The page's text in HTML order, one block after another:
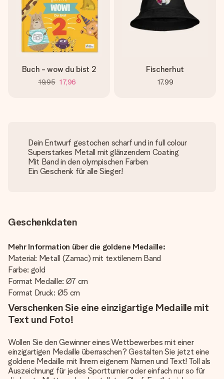
Buch - wow du bist 2
19,95 17,96
Fischerhut
17,99
Dein Entwurf gestochen scharf und in full colour
Superstarkes Metall mit glänzendem Coating
Mit Band in den olympischen Farben
Ein Geschenk für alle Sieger!
Geschenkdaten
Mehr Information über die goldene Medaille:
Material: Metall (Zamac) mit textilenem Band
Farbe: gold
Format Medaille: Ø7 cm
Format Druck: Ø5 cm
Verschenken Sie eine einzigartige Medaille mit
Text und Foto!
Wollen Sie den Gewinner eines Wettbewerbes mit einer
einzigartigen Medaille überraschen? Gestalten Sie jetzt eine
goldene Medaille mit Ihrem eigenem Namen und Text! Toll als
Auszeichnung für jedes Sportturnier oder einfach nur so für